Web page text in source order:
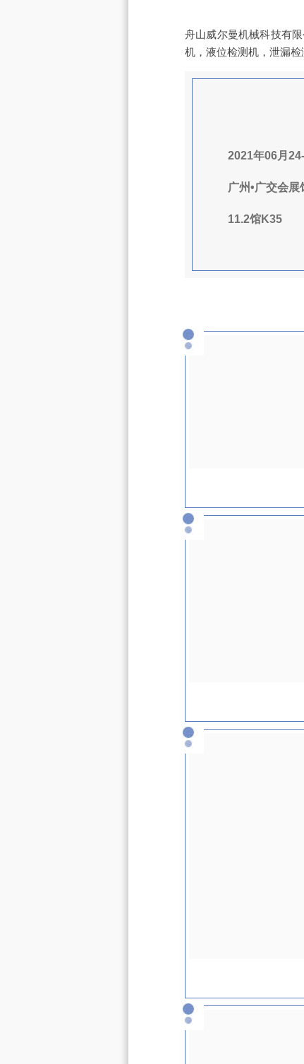
舟山威尔曼机械科技有
机，液位检测机，泄漏
2021年06月
广州•广交会展
11.2馆K35